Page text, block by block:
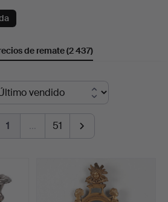
de remate(2 437)
1 … 51